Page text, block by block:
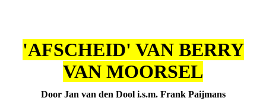
'AFSCHEID' VAN BERRY
VAN MOORSEL
Door Jan van den Dool i.s.m. Frank Paijmans